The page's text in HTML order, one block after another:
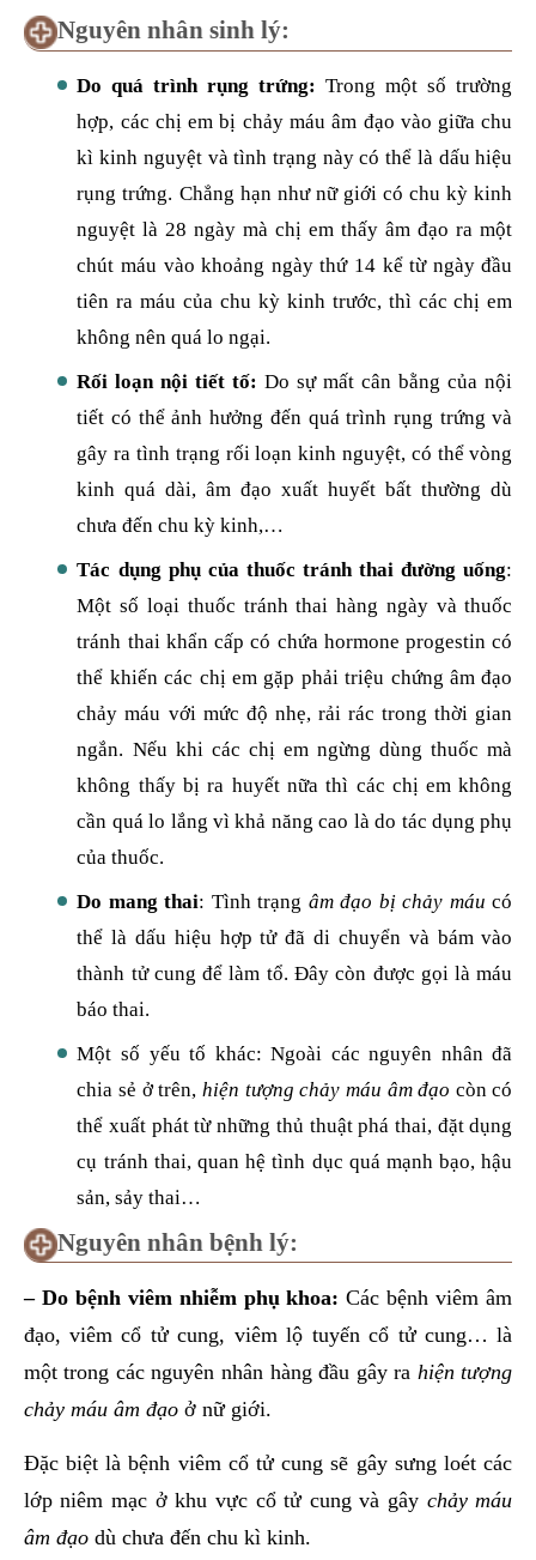
Nguyên nhân sinh lý:
Do quá trình rụng trứng: Trong một số trường
hợp, các chị em bị chảy máu âm đạo vào giữa chu
kì kinh nguyệt và tình trạng này có thể là dấu hiệu
rụng trứng. Chẳng hạn như nữ giới có chu kỳ kinh
nguyệt là 28 ngày mà chị em thấy âm đạo ra một
chút máu vào khoảng ngày thứ 14 kể từ ngày đầu
tiên ra máu của chu kỳ kinh trước, thì các chị em
không nên quá lo ngại.
Rối loạn nội tiết tố: Do sự mất cân bằng của nội
tiết có thể ảnh hưởng đến quá trình rụng trứng và
gây ra tình trạng rối loạn kinh nguyệt, có thể vòng
kinh quá dài, âm đạo xuất huyết bất thường dù
chưa đến chu kỳ kinh,…
Tác dụng phụ của thuốc tránh thai đường uống:
Một số loại thuốc tránh thai hàng ngày và thuốc
tránh thai khẩn cấp có chứa hormone progestin có
thể khiến các chị em gặp phải triệu chứng âm đạo
chảy máu với mức độ nhẹ, rải rác trong thời gian
ngắn. Nếu khi các chị em ngừng dùng thuốc mà
không thấy bị ra huyết nữa thì các chị em không
cần quá lo lắng vì khả năng cao là do tác dụng phụ
của thuốc.
Do mang thai: Tình trạng âm đạo bị chảy máu có
thể là dấu hiệu hợp tử đã di chuyển và bám vào
thành tử cung để làm tổ. Đây còn được gọi là máu
báo thai.
Một số yếu tố khác: Ngoài các nguyên nhân đã
chia sẻ ở trên, hiện tượng chảy máu âm đạo còn có
thể xuất phát từ những thủ thuật phá thai, đặt dụng
cụ tránh thai, quan hệ tình dục quá mạnh bạo, hậu
sản, sảy thai…
Nguyên nhân bệnh lý:
– Do bệnh viêm nhiễm phụ khoa: Các bệnh viêm âm
đạo, viêm cổ tử cung, viêm lộ tuyến cổ tử cung… là
một trong các nguyên nhân hàng đầu gây ra hiện tượng
chảy máu âm đạoở nữ giới.
Đặc biệt là bệnh viêm cổ tử cung sẽ gây sưng loét các
lớp niêm mạc ở khu vực cổ tử cung và gây chảy máu
âm đạo dù chưa đến chu kì kinh.